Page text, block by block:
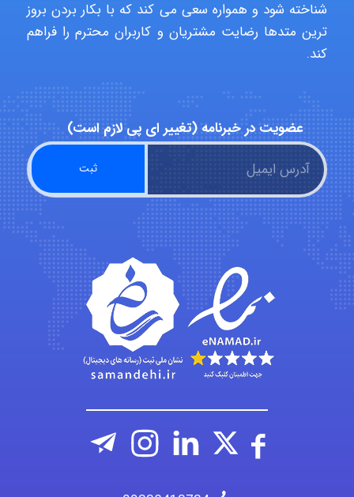
fatima
Jafar Tym
aghajari vahid
Poubakhtiari
شناخته شود و همواره سعی می کند که با بکار بردن بروز
ترین متدها رضایت مشتریان و کاربران محترم را فراهم
کند.
عضویت در خبرنامه (تغییر ای پی لازم است)